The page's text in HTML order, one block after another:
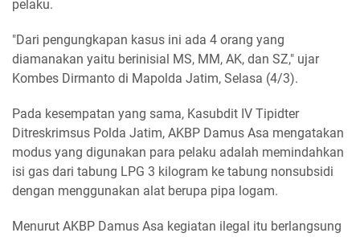
pelaku.
"Dari pengungkapan kasus ini ada 4 orang yang
diamanakan yaitu berinisial MS, MM, AK, dan SZ," ujar
Kombes Dirmanto di Mapolda Jatim, Selasa (4/3).
Pada kesempatan yang sama, Kasubdit IV Tipidter
Ditreskrimsus Polda Jatim, AKBP Damus Asa mengatakan
modus yang digunakan para pelaku adalah memindahkan
isi gas dari tabung LPG 3 kilogram ke tabung nonsubsidi
dengan menggunakan alat berupa pipa logam.
Menurut AKBP Damus Asa kegiatan ilegal itu berlangsung